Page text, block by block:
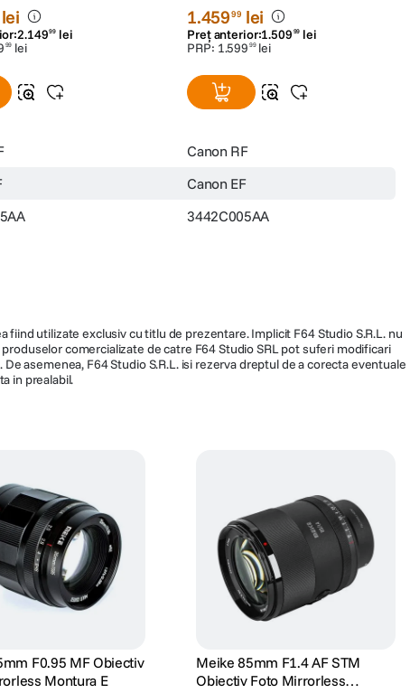
lei
2.14999 lei
99 lei
1.45999 lei
Preț anterior:1.509 99 lei
PRP: 1.599 99 lei
Canon RF
Canon EF
3442C005AA
utilizate exclusiv cu titlu de prezentare. Implicit F64 Studio S.R.L. nu
comercializate de catre F64 Studio SRL pot suferi modificari
asemenea, F64 Studio S.R.L. isi rezerva dreptul de a corecta eventuale
in prealabil.
F0.95 MF Obiectiv
Montura E
Meike 85mm F1.4 AF STM
Obiectiv Foto Mirrorless